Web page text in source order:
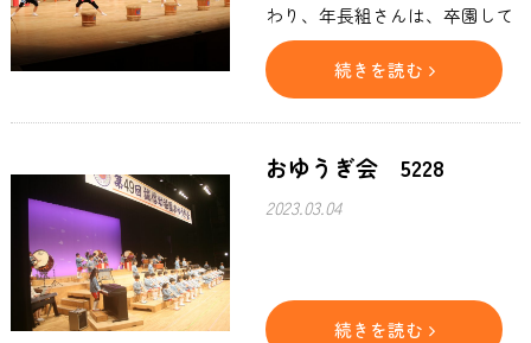
名前だけの遊び中心保育ではな
く、自然と子ども達が遊びの中
から考え、進んでいくという誠
の保育のなかには、未来へ向
わり、年長組さんは、卒園して
いきます。しっかり頑張った後
は、少しのんびり気分で、園庭
活、慣れ親しんだ幼稚園の遊
具・園庭。小学校へ行っても、
続きを読む
おゆうぎ会 5228
2023.03.04
続きを読む